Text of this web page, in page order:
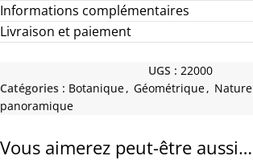
Informations complémentaires
Livraison et paiement
UGS : 22000
Catégories : Botanique, Géométrique, Nature
panoramique
Vous aimerez peut-être aussi…